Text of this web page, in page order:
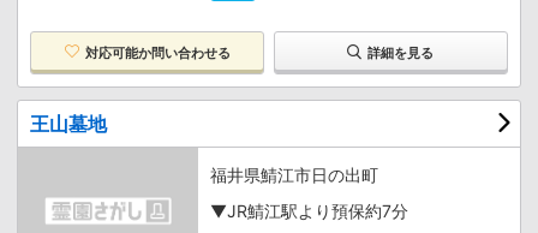
対応可能か問い合わせる 詳細を見る
王山墓地
福井県鯖江市日の出町
▼JR鯖江駅より預保約7分